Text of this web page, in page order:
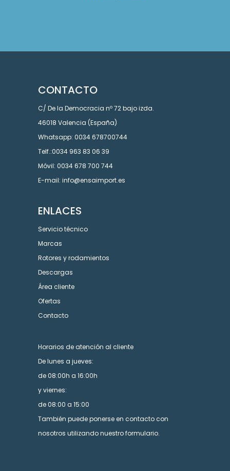
CONTACTO
C/ De la Democracia nº 72 bajo izda.
46018 Valencia (España)
Whatsapp: 0034 678700744
Telf.:0034 963 83 06 39
Móvil: 0034 678 700 744
E-mail: info@ensaimport.es
ENLACES
Servicio técnico
Marcas
Rotores y rodamientos
Descargas
Área cliente
Ofertas
Contacto
Horarios de atención al cliente
De lunes a jueves:
de 08:00h a 16:00h
y viernes:
de 08:00 a 15:00
También puede ponerse en contacto con
nosotros utilizando nuestro formulario.